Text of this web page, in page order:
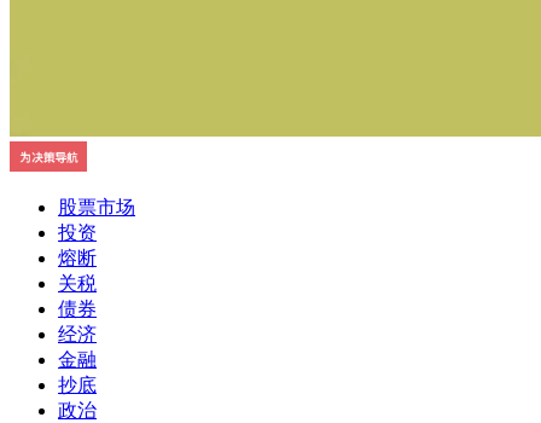
股票市场
投资
熔断
关税
债券
经济
金融
抄底
政治